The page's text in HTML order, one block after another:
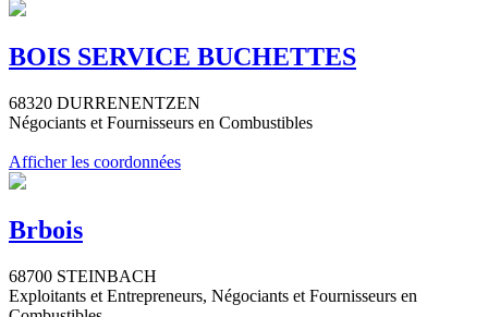
BOIS SERVICE BUCHETTES
68320 DURRENENTZEN
Négociants et Fournisseurs en Combustibles
Afficher les coordonnées
Brbois
68700 STEINBACH
Exploitants et Entrepreneurs, Négociants et Fournisseurs en